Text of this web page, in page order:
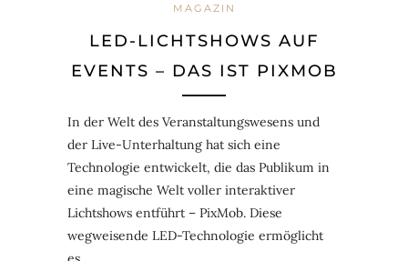
MAGAZIN
LED-LICHTSHOWS AUF
EVENTS – DAS IST PIXMOB
In der Welt des Veranstaltungswesens und
der Live-Unterhaltung hat sich eine
Technologie entwickelt, die das Publikum in
eine magische Welt voller interaktiver
Lichtshows entführt – PixMob. Diese
wegweisende LED-Technologie ermöglicht